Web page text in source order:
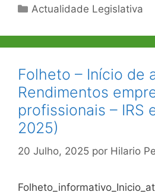
Categorias
Actualidade Legislativa
Folheto – Início de
Rendimentos
profissionais – IRS
2025)
20 Julho, 2025 por Hilario